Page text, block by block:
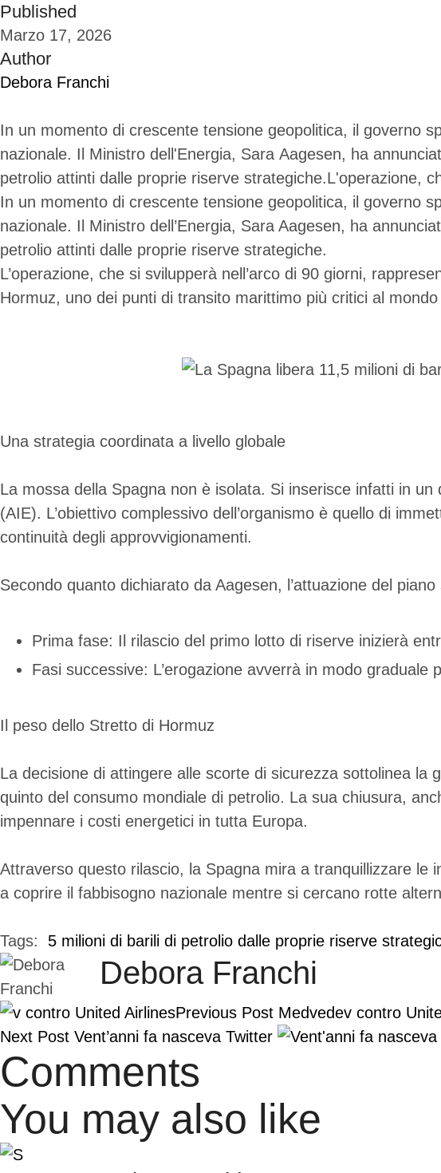
Published
Marzo 17, 2026
Author
Debora Franchi
In un momento di crescente tensione geopolitica, il governo
nazionale. Il Ministro dell'Energia, Sara Aagesen, ha
petrolio attinti dalle proprie riserve strategiche.L'operazione,
In un momento di crescente tensione geopolitica, il governo
nazionale. Il Ministro dell’Energia, Sara Aagesen, ha
petrolio attinti dalle proprie riserve strategiche.
L’operazione, che si svilupperà nell’arco di 90 giorni,
Hormuz, uno dei punti di transito marittimo più critici al
Una strategia coordinata a livello globale
La mossa della Spagna non è isolata. Si inserisce infatti in
(AIE). L’obiettivo complessivo dell’organismo è quello di
continuità degli approvvigionamenti.
Secondo quanto dichiarato da Aagesen, l’attuazione del
Prima fase: Il rilascio del primo lotto di riserve inizierà
Fasi successive: L’erogazione avverrà in modo
Il peso dello Stretto di Hormuz
La decisione di attingere alle scorte di sicurezza sottolinea
quinto del consumo mondiale di petrolio. La sua chiusura,
impennare i costi energetici in tutta Europa.
Attraverso questo rilascio, la Spagna mira a tranquillizzare
a coprire il fabbisogno nazionale mentre si cercano rotte
Tags: 5 milioni di barili di petrolio dalle proprie riserve
Debora Franchi
Previous Post Medvedev contro
Next Post Vent’anni fa nasceva Twitter
Comments
You may also like